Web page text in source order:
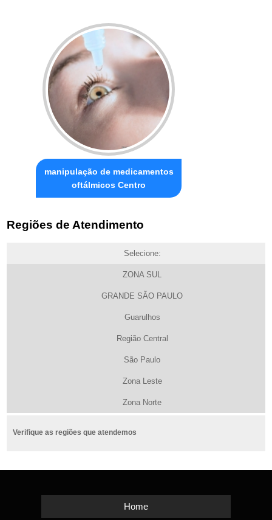
manipulação de medicamentos
oftálmicos Centro
Regiões de Atendimento
Selecione:
ZONA SUL
GRANDE SÃO PAULO
Guarulhos
Região Central
São Paulo
Zona Leste
Zona Norte
Verifique as regiões que atendemos
Home